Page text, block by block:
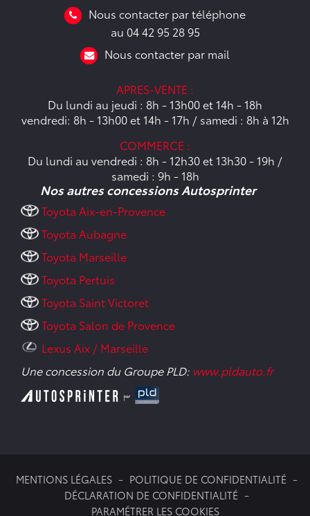
Nous contacter par téléphone
au 04 42 95 28 95
Nous contacter par mail
APRES-VENTE :
Du lundi au jeudi : 8h - 13h00 et 14h - 18h
vendredi: 8h - 13h00 et 14h - 17h / samedi : 8h à 12h
COMMERCE :
Du lundi au vendredi : 8h - 12h30 et 13h30 - 19h /
samedi : 9h - 18h
Nos autres concessions Autosprinter
Toyota Aix-en-Provence
Toyota Aubagne
Toyota Marseille
Toyota Pertuis
Toyota Saint Victoret
Toyota Salon de Provence
Lexus Aix / Marseille
Une concession du Groupe PLD: www.pldauto.fr
MENTIONS LÉGALES
POLITIQUE DE CONFIDENTIALITÉ
DÉCLARATION DE CONFIDENTIALITÉ
PARAMÉTRER LES COOKIES